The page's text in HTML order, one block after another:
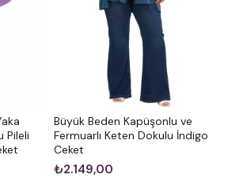
Pileli
Büyük Beden Kapüşonlu ve
Fermuarlı Keten Dokulu İndigo
Ceket
₺2.149,00